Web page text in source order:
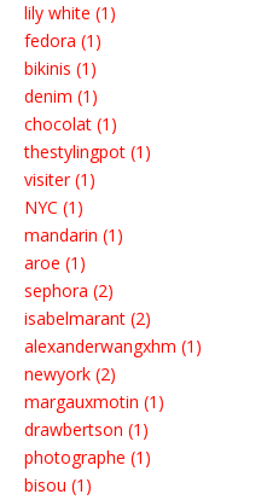
lily white (1)
fedora (1)
bikinis (1)
denim (1)
chocolat (1)
thestylingpot (1)
visiter (1)
NYC (1)
mandarin (1)
aroe (1)
sephora (2)
isabelmarant (2)
alexanderwangxhm (1)
newyork (2)
margauxmotin (1)
drawbertson (1)
photographe (1)
bisou (1)